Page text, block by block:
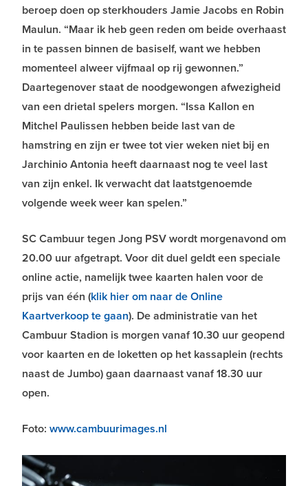
beroep doen op sterkhouders Jamie Jacobs en Robin
Maulun. “Maar ik heb geen reden om beide overhaast
in te passen binnen de basiself, want we hebben
momenteel alweer vijfmaal op rij gewonnen.”
Daartegenover staat de noodgewongen afwezigheid
van een drietal spelers morgen. “Issa Kallon en
Mitchel Paulissen hebben beide last van de
hamstring en zijn er twee tot vier weken niet bij en
Jarchinio Antonia heeft daarnaast nog te veel last
van zijn enkel. Ik verwacht dat laatstgenoemde
volgende week weer kan spelen.”
SC Cambuur tegen Jong PSV wordt morgenavond om
20.00 uur afgetrapt. Voor dit duel geldt een speciale
online actie, namelijk twee kaarten halen voor de
prijs van één (klik hier om naar de Online
Kaartverkoop te gaan). De administratie van het
Cambuur Stadion is morgen vanaf 10.30 uur geopend
voor kaarten en de loketten op het kassaplein (rechts
naast de Jumbo) gaan daarnaast vanaf 18.30 uur
open.
Foto: www.cambuurimages.nl